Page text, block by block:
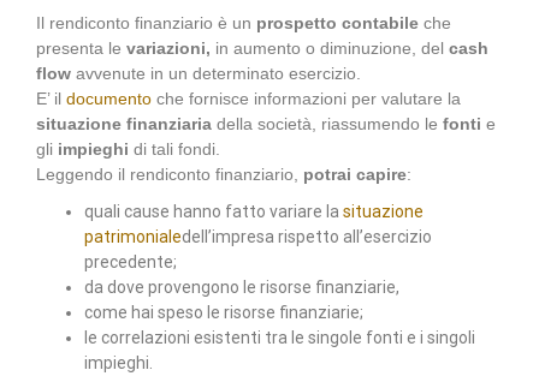
Il rendiconto finanziario è un prospetto contabile che
presenta le variazioni, in aumento o diminuzione, del cash
flow avvenute in un determinato esercizio.
E’ il documento che fornisce informazioni per valutare la
situazione finanziaria della società, riassumendo le fonti e
gli impieghi di tali fondi.
Leggendo il rendiconto finanziario, potrai capire:
quali cause hanno fatto variare la situazione
patrimonialedell’impresa rispetto all’esercizio
precedente;
da dove provengono le risorse finanziarie,
come hai speso le risorse finanziarie;
le correlazioni esistenti tra le singole fonti e i singoli
impieghi.